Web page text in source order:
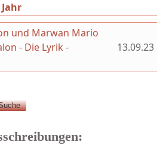
(aktiver Reiter)
Jahr
und Marwan Mario
- Die Lyrik -
13.09.23